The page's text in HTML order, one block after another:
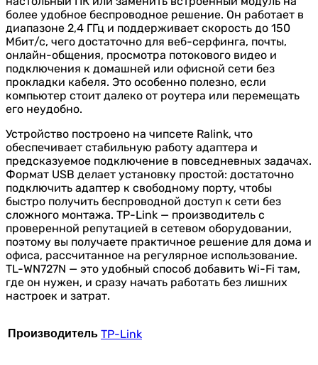
более удобное беспроводное решение. Он работает в
диапазоне 2,4 ГГц и поддерживает скорость до 150
Мбит/с, чего достаточно для веб-серфинга, почты,
онлайн-общения, просмотра потокового видео и
подключения к домашней или офисной сети без
прокладки кабеля. Это особенно полезно, если
компьютер стоит далеко от роутера или перемещать
его неудобно.
Устройство построено на чипсете Ralink, что
обеспечивает стабильную работу адаптера и
предсказуемое подключение в повседневных задачах.
Формат USB делает установку простой: достаточно
подключить адаптер к свободному порту, чтобы
быстро получить беспроводной доступ к сети без
сложного монтажа. TP-Link — производитель с
проверенной репутацией в сетевом оборудовании,
поэтому вы получаете практичное решение для дома и
офиса, рассчитанное на регулярное использование.
TL-WN727N — это удобный способ добавить Wi-Fi там,
где он нужен, и сразу начать работать без лишних
настроек и затрат.
Производитель TP-Link